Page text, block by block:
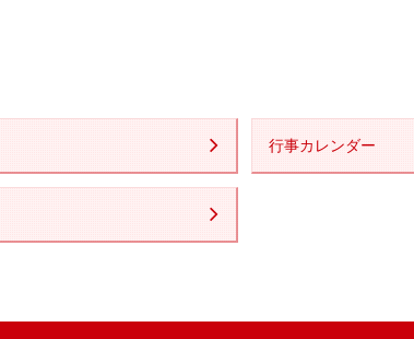
行事カレンダー